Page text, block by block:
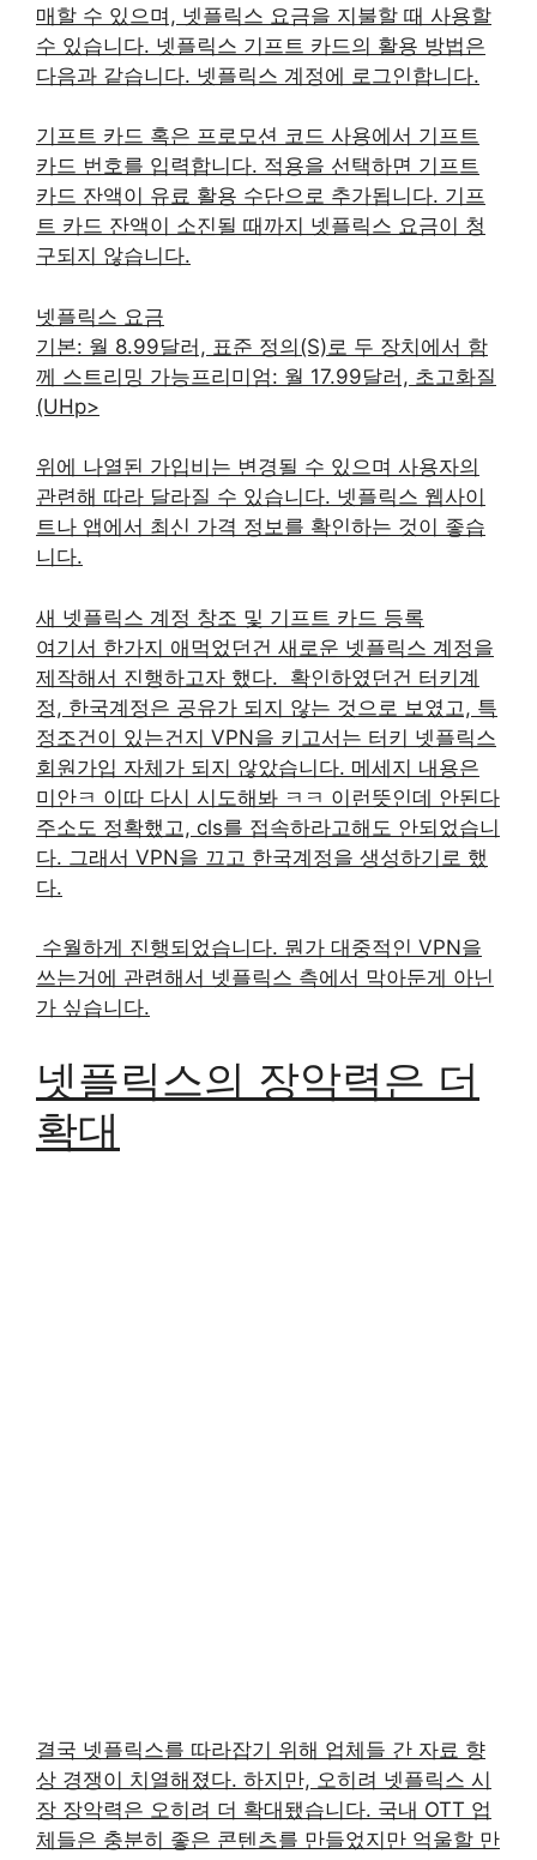
매할 수 있으며, 넷플릭스 요금을 지불할 때 사용할
수 있습니다. 넷플릭스 기프트 카드의 활용 방법은
다음과 같습니다. 넷플릭스 계정에 로그인합니다.
기프트 카드 혹은 프로모션 코드 사용에서 기프트
카드 번호를 입력합니다. 적용을 선택하면 기프트
카드 잔액이 유료 활용 수단으로 추가됩니다. 기프
트 카드 잔액이 소진될 때까지 넷플릭스 요금이 청
구되지 않습니다.
넷플릭스 요금
기본: 월 8.99달러, 표준 정의(S)로 두 장치에서 함
께 스트리밍 가능프리미엄: 월 17.99달러, 초고화질
(UHp>
위에 나열된 가입비는 변경될 수 있으며 사용자의
관련해 따라 달라질 수 있습니다. 넷플릭스 웹사이
트나 앱에서 최신 가격 정보를 확인하는 것이 좋습
니다.
​새 넷플릭스 계정 창조 및 기프트 카드 등록
여기서 한가지 애먹었던건 새로운 넷플릭스 계정을
제작해서 진행하고자 했다. ​ 확인하였던건 터키계
정, 한국계정은 공유가 되지 않는 것으로 보였고, 특
정조건이 있는건지 VPN을 키고서는 터키 넷플릭스
회원가입 자체가 되지 않았습니다. 메세지 내용은
미안ㅋ 이따 다시 시도해봐 ㅋㅋ 이런뜻인데 안된다
주소도 정확했고, cls를 접속하라고해도 안되었습니
다. 그래서 VPN을 끄고 한국계정을 생성하기로 했
다.
​ 수월하게 진행되었습니다. 뭔가 대중적인 VPN을
쓰는거에 관련해서 넷플릭스 측에서 막아둔게 아닌
가 싶습니다.
넷플릭스의 장악력은 더
확대
결국 넷플릭스를 따라잡기 위해 업체들 간 자료 향
상 경쟁이 치열해졌다. 하지만, 오히려 넷플릭스 시
장 장악력은 오히려 더 확대됐습니다. 국내 OTT 업
체들은 충분히 좋은 콘텐츠를 만들었지만 억울할 만